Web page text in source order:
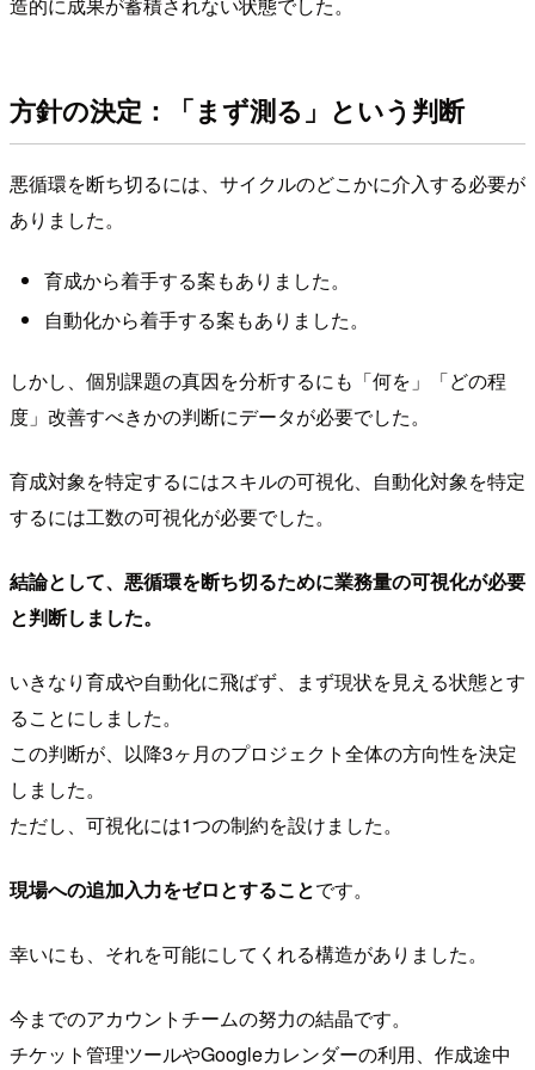
方針の決定：「まず測る」という判断
悪循環を断ち切るには、サイクルのどこかに介入する必要が
ありました。
育成から着手する案もありました。
自動化から着手する案もありました。
しかし、個別課題の真因を分析するにも「何を」「どの程
度」改善すべきかの判断にデータが必要でした。
育成対象を特定するにはスキルの可視化、自動化対象を特定
するには工数の可視化が必要でした。
結論として、悪循環を断ち切るために業務量の可視化が必要
と判断しました。
いきなり育成や自動化に飛ばず、まず現状を見える状態とす
ることにしました。
この判断が、以降3ヶ月のプロジェクト全体の方向性を決定
しました。
ただし、可視化には1つの制約を設けました。
現場への追加入力をゼロとすることです。
幸いにも、それを可能にしてくれる構造がありました。
今までのアカウントチームの努力の結晶です。
チケット管理ツールやGoogleカレンダーの利用、作成途中